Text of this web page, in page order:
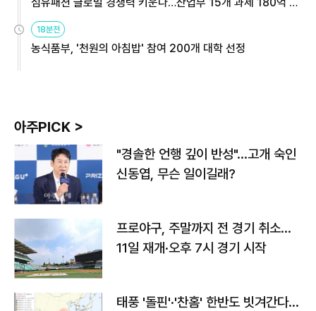
18분전
농식품부, '천원의 아침밥' 참여 200개 대학 선정
아주PICK >
"경솔한 언행 깊이 반성"…고개 숙인
신동엽, 무슨 일이길래?
프로야구, 주말까지 전 경기 취소…
11일 재개·오후 7시 경기 시작
태풍 '돌핀'·'찬홈' 한반도 빗겨간다…